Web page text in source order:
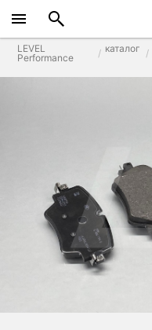
LEVEL
Performance
каталог